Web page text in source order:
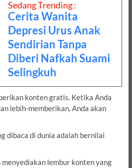
Sedang Trending :
Cerita Wanita
Depresi Urus Anak
Sendirian Tanpa
Diberi Nafkah Suami
Selingkuh
konten gratis. Ketika Anda
lebih-memberikan, Anda akan
dibaca di dunia adalah bernilai
menyediakan lembur konten yang